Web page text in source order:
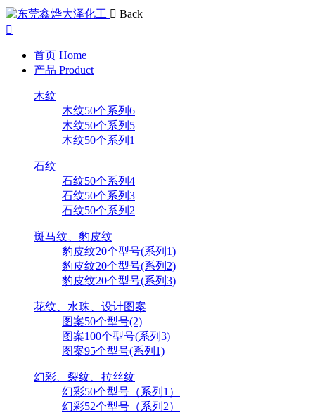
Back
首页 Home
产品 Product
木纹
木纹50个系列6
木纹50个系列5
木纹50个系列1
石纹
石纹50个系列4
石纹50个系列3
石纹50个系列2
斑马纹、豹皮纹
豹皮纹20个型号(系列1)
豹皮纹20个型号(系列2)
豹皮纹20个型号(系列3)
花纹、水珠、设计图案
图案50个型号(2)
图案100个型号(系列3)
图案95个型号(系列1)
幻彩、裂纹、拉丝纹
幻彩50个型号（系列1）
幻彩52个型号（系列2）